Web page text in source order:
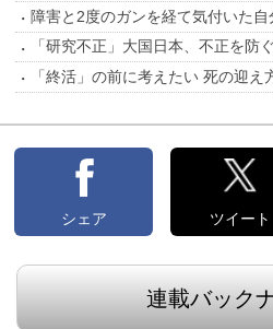
障害と2度のガンを経て気付いた自
「研究不正」大国日本、不正を防
「終活」の前に考えたい 死の迎え
シェア ツイート
連載バック